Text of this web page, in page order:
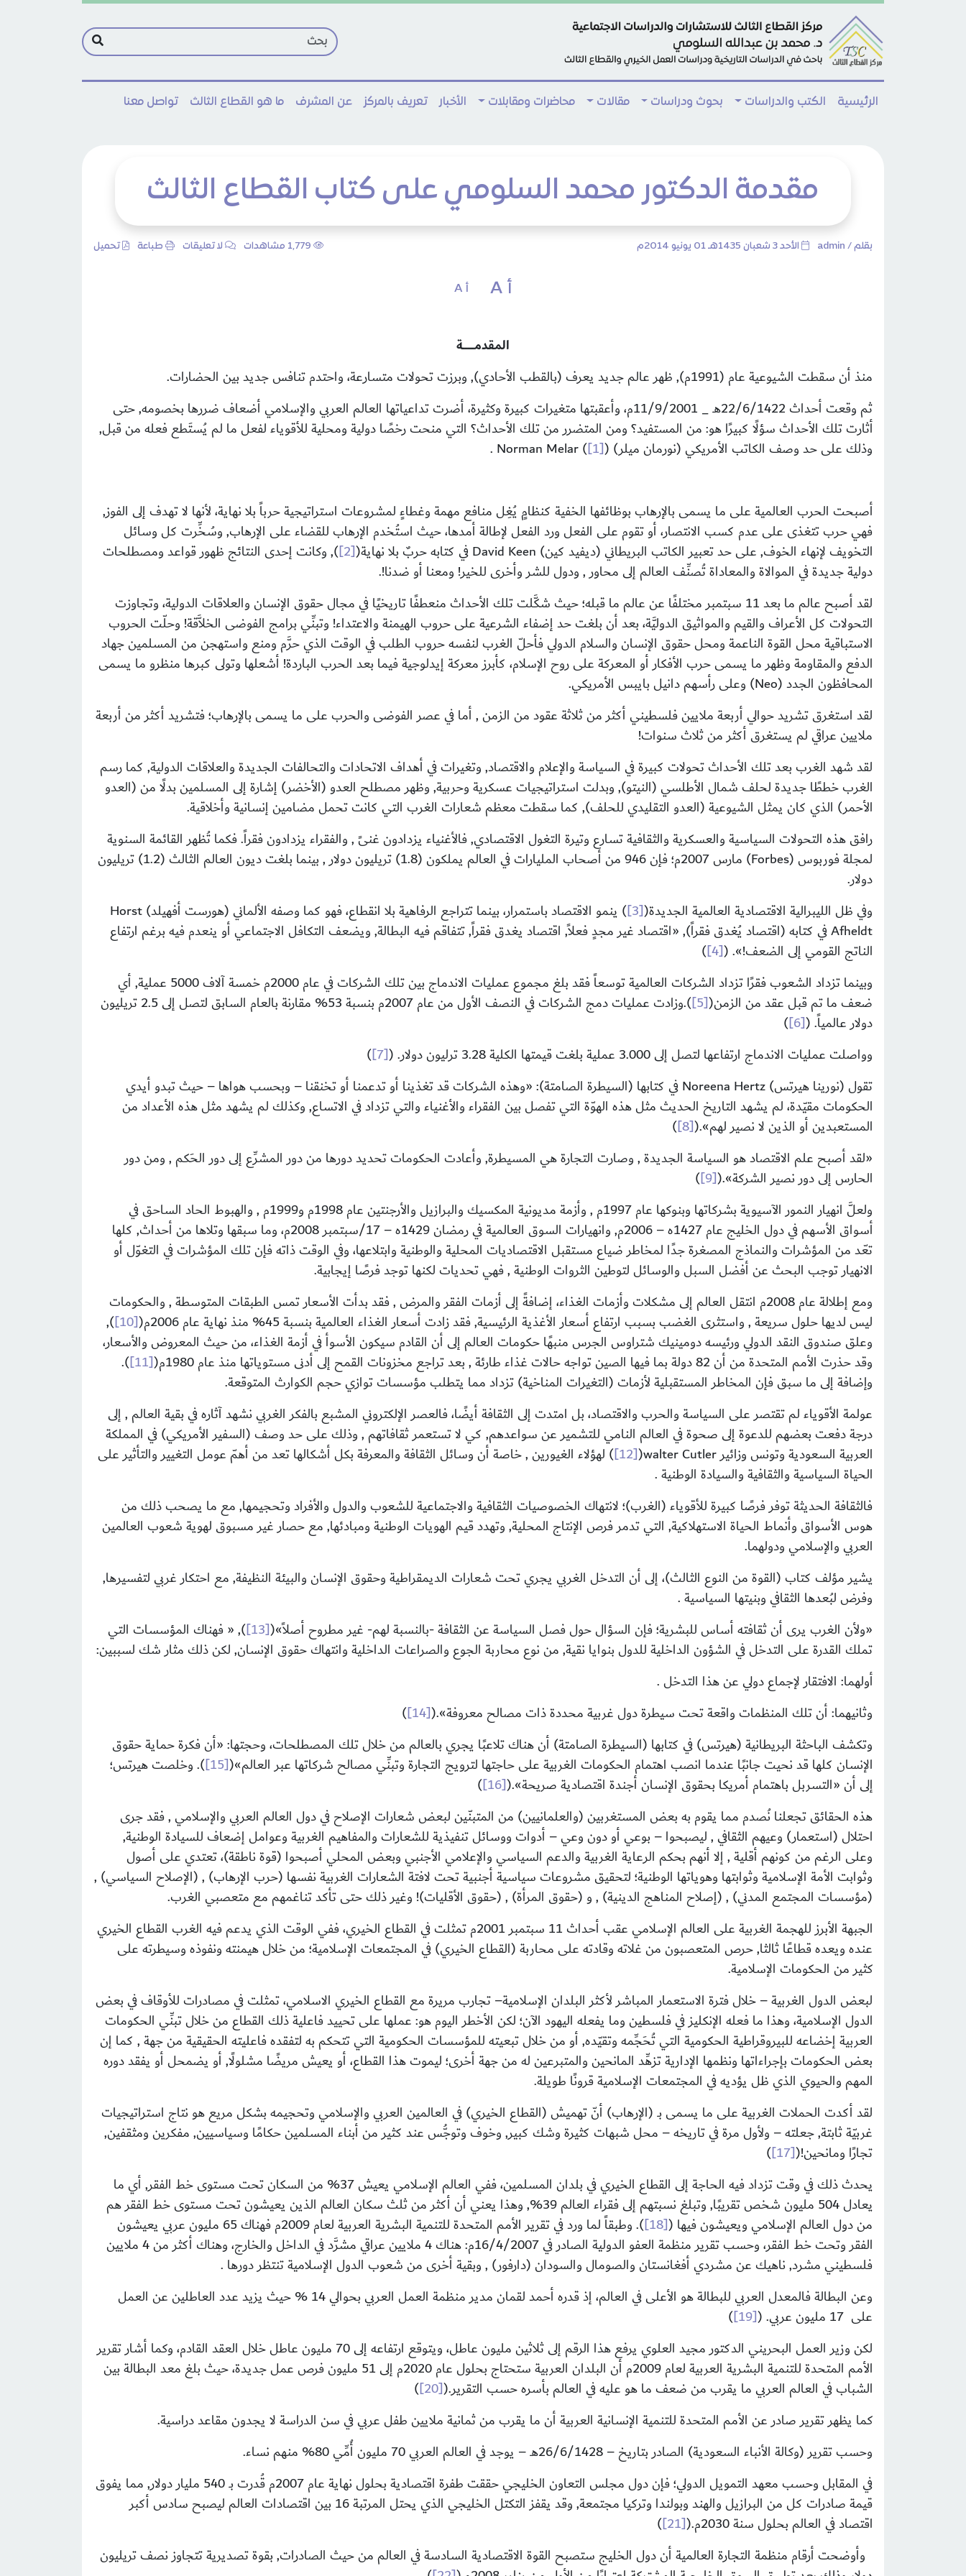
Skip to main content
الرئيسية الكتب والدراسات بحوث ودراسات مقالات محاضرات ومقابلات الأخبار تعريف بالمركز عن المشرف ما هو القطاع الثالث تواصل معنا
مقدمة الدكتور محمد السلومي على كتاب القطاع الثالث
بقلم / admin الأحد 3 شعبان 1435هـ 01 يونيو 2014م لا تعليقات طباعة تحميل
أ A أ A
المقدمــــــــة
منذ أن سقطت الشيوعية عام (1991م), ظهر عالم جديد يعرف (بالقطب الأحادي), وبرزت تحولات متسارعة، واحتدم تنافس جديد بين الحضارات.
ثم وقعت أحداث 22/6/1422هـ _ 11/9/2001م، وأعقبتها متغيرات كبيرة وكثيرة، أضرت تداعياتها العالم العربي والإسلامي أضعاف ضررها بخصومه, حتى
أثارت تلك الأحداث سؤلًا كبيرًا هو: من المستفيد؟ ومن المتضرر من تلك الأحداث؟ التي منحت رخصًا دولية ومحلية للأقوياء لفعل ما لم يُستَطع فعله من قبل,
وذلك على حد وصف الكاتب الأمريكي (نورمان ميلر) (
[1]
)
Norman Melar
.
أصبحت الحرب العالمية على ما يسمى بالإرهاب بوظائفها الخفية كنظامٍ يُغِل منافع مهمة وغطاءٍ لمشروعات استراتيجية حرباً بلا نهاية، لأنها لا تهدف إلى الفوز,
فهي حرب تتغذى على عدم كسب الانتصار، أو تقوم على الفعل ورد الفعل لإطالة أمدها، حيث استُخدم الإرهاب للقضاء على الإرهاب, وسُخِّرت كل وسائل
التخويف لإنهاء الخوف, على حد تعبير الكاتب البريطاني (ديفيد كين) David Keenفي كتابه حربٌ بلا نهاية(
[2]
), وكانت إحدى النتائج ظهور قواعد ومصطلحات
دولية جديدة في الموالاة والمعاداة تُصنِّف العالم إلى محاور , ودول للشر وأخرى للخير! ومعنا أو ضدنا!.
لقد أصبح
عالم ما بعد 11 سبتمبر مختلفًا عن عالم ما قبله؛ حيث شكَّلت تلك الأحداث منعطفًا تاريخيًا في مجال حقوق الإنسان والعلاقات الدولية، وتجاوزت
التحولات كل الأعراف والقيم والمواثيق الدوليَّة، بعد أن بلغت حد إضفاء الشرعية على حروب الهيمنة والاعتداء! وتبنِّي برامج الفوضى الخلاَّقة! وحلّت الحروب
الاستباقية محل القوة الناعمة ومحل حقوق الإنسان والسلام الدولي فأحلّ الغرب لنفسه حروب الطلب في الوقت الذي حرَّم ومنع واستهجن من المسلمين جهاد
الدفع والمقاومة وظهر ما يسمى حرب الأفكار أو المعركة على روح الإسلام، كأبرز معركة إيدلوجية فيما بعد الحرب الباردة! أشعلها وتولى كبرها منظرو ما يسمى
المحافظون الجدد (Neo) وعلى رأسهم دانيل بايبس الأمريكي.
لقد استغرق تشريد حوالي أربعة ملايين فلسطيني أكثر من ثلاثة عقود من الزمن , أما في عصر الفوضى والحرب على ما يسمى بالإرهاب؛ فتشريد أكثر من أربعة
ملايين عراقي لم يستغرق أكثر من ثلاث سنوات!
لقد شهد الغرببعد تلك الأحداث تحولات كبيرة في السياسة والإعلام والاقتصاد, وتغيرات في أهداف الاتحادات والتحالفات الجديدة والعلاقات الدولية, كما رسم
الغرب خططًا جديدة لحلف شمال الأطلسي (النيتو), وبدلت استراتيجيات عسكرية وحربية, وظهر مصطلح العدو (الأخضر) إشارة إلى المسلمين بدلًا من (العدو
الأحمر) الذي كان يمثل الشيوعية (العدو التقليدي للحلف), كما سقطت معظم شعارات الغرب التي كانت تحمل مضامين إنسانية وأخلاقية.
رافق هذه التحولات السياسية والعسكرية والثقافية تسارع وتيرة التغول الاقتصادي, فالأغنياء يزدادون غنىً , والفقراء يزدادون فقراً. فكما تُظهر القائمة السنوية
لمجلة فوربوس (Forbes
) مارس 2007م؛ فإن 946 من أصحاب المليارات في العالم يملكون (1.8) تريليون دولار , بينما بلغت ديون العالم الثالث (1.2) تريليون
دولار.
وفي ظل الليبرالية الاقتصادية العالمية الجديدة([3]) ينمو الاقتصاد باستمرار، بينما تتراجع الرفاهية بلا انقطاع، فهو كما وصفه الألماني (هورست أفهيلد)Horst
Afheldtفي كتابه (اقتصاد يُغدق فقراً),«اقتصاد غير مجدٍ فعلاً, اقتصاد يغدق فقراً, تتفاقم فيه البطالة, ويضعف التكافل الاجتماعي أو ينعدم فيه برغم ارتفاع
الناتج القومي إلى الضعف!»
. (
[4]
)
وبينما تزداد الشعوب فقرًا تزداد الشركات العالمية توسعاً فقد بلغ مجموع عمليات الاندماج بين تلك الشركات في عام 2000م خمسة آلاف 5000 عملية, أي
ضعف ما تم قبل عقد من الزمن([5]
).وزادت عمليات دمج الشركات في النصف الأول من عام 2007م بنسبة 53% مقارنة بالعام السابق لتصل إلى 2.5 تريليون
دولار عالمياً. ([6]
)
وواصلت عمليات الاندماج ارتفاعها لتصل إلى 3.000 عملية بلغت قيمتها الكلية 3.28 ترليون دولار. (
[7]
)
تقول (نورينا هيرتس)Noreena Hertzفي كتابها (السيطرة الصامتة):«وهذه الشركات قد تغذينا أو تدعمنا أو تخنقنا – وبحسب هواها – حيث تبدو أيدي
الحكومات مقيّدة، لم يشهد التاريخ الحديث مثل هذه الهوّة التي تفصل بين الفقراء والأغنياء والتي تزداد في الاتساع, وكذلك لم يشهد مثل هذه الأعداد من
المستعبدين أو الذين لا نصير لهم»
.
(
[8]
)
«لقد أصبح علم الاقتصاد هو السياسة الجديدة , وصارت التجارة هي المسيطرة, وأعادت الحكومات تحديد دورها من دور المشرِّع إلى دور الحَكم , ومن دور
الحارس إلى دور نصير الشركة»
.
(
[9]
)
ولعلَّ انهيار النمور الآسيوية بشركاتها وبنوكها عام 1997م , وأزمة مديونية المكسيك والبرازيل والأرجنتين عام 1998م و1999م , والهبوط الحاد الساحق في
أسواق الأسهم في دول الخليج عام 1427ه – 2006م, وانهيارات السوق العالمية في رمضان 1429ه – 17/سبتمبر 2008م، وما سبقها وتلاها من أحداث, كلها
تعّد من المؤشرات والنماذج المصغرة جدًا لمخاطر ضياع مستقبل الاقتصاديات المحلية والوطنية وابتلاعها، وفي الوقت ذاته فإن تلك المؤشرات في التغوّل أو
الانهيار توجب البحث عن أفضل السبل والوسائل لتوطين الثروات الوطنية , فهي تحديات لكنها توجد فرصًا إيجابية.
ومع إطلالة عام 2008م انتقل العالم إلى مشكلات وأزمات الغذاء، إضافةً إلى أزمات الفقر والمرض , فقد بدأت الأسعار تمس الطبقات المتوسطة , والحكومات
ليس لديها حلول سريعة , واستثرى الغضب بسبب ارتفاع أسعار الأغذية الرئيسية, فقد زادت أسعار الغذاء العالمية بنسبة 45% منذ نهاية عام 2006م(
[10]
),
وعلق صندوق النقد الدولي ورئيسه دومينيك شتراوس الجرس منبهًا حكومات العالم إلى أن القادم سيكون الأسوأ في أزمة الغذاء، من حيث المعروض والأسعار،
وقد حذرت الأمم المتحدة من أن 82 دولة بما فيها الصين تواجه حالات غذاء طارئة , بعد تراجع مخزونات القمح إلى أدنى مستوياتها منذ عام 1980م(
[11]
).
وإضافة إلى ما سبق فإن المخاطر المستقبلية لأزمات (التغيرات المناخية) تزداد مما يتطلب مؤسسات توازي حجم الكوارث المتوقعة.
عولمة الأقوياءلم تقتصر على السياسة والحرب والاقتصاد، بل امتدت إلى الثقافة أيضًا، فالعصر الإلكتروني المشبع بالفكر الغربي نشهد آثاره في بقية العالم , إلى
درجة دفعت بعضهم للدعوة إلى صحوة في العالم النامي للتشمير عن سواعدهم, كي لا تستعمر ثقافاتهم , وذلك على حد وصف (السفير الأمريكي) في المملكة
العربية السعودية وتونس وزائيرwalter Cutler
(
[12]
) لهؤلاء الغيورين , خاصة أن وسائل الثقافة والمعرفة بكل أشكالها تعد من أهمّ عومل التغيير والتأثير على
الحياة السياسية والثقافية والسيادة الوطنية.
فالثقافة الحديثة توفر فرصًا كبيرة للأقوياء (الغرب)؛ لانتهاك الخصوصيات الثقافية والاجتماعية للشعوب والدول والأفراد وتحجيمها, مع ما يصحب ذلك من
هوس الأسواق وأنماط الحياة الاستهلاكية, التي تدمر فرص الإنتاج المحلية, وتهدد قيم الهويات الوطنية ومبادئها, مع حصار غير مسبوق لهوية شعوب العالمين
العربي والإسلامي ودولهما.
يشير مؤلف كتاب (القوة من النوع الثالث)، إلى أن التدخل الغربي يجري تحت شعارات الديمقراطية وحقوق الإنسان والبيئة النظيفة, مع احتكار غربي لتفسيرها,
وفرض لبُعدها الثقافي وبنيتها السياسية .
«ولأن الغرب يرى أن ثقافته أساس للبشرية؛ فإن السؤال حول فصل السياسة عن الثقافة -بالنسبة لهم- غير مطروح أصلاً»
(
[13]
)
,
«فهناك المؤسسات التي
تملك القدرة على التدخل في الشؤون الداخلية للدول بنوايا نقية, من نوع محاربة الجوع والصراعات الداخلية وانتهاك حقوق الإنسان, لكن ذلك مثار شك لسببين:
أولهما: الافتقار لإجماع دولي عن هذا التدخل .
وثانيهما: أن تلك المنظمات واقعة تحت سيطرة دول غربية محددة ذات مصالح معروفة»
.
(
[14]
)
وتكشف الباحثة البريطانية (هيرتس) في كتابها (السيطرة الصامتة) أن هناك تلاعبًا يجري بالعالم من خلال تلك المصطلحات، وحجتها:«أن فكرة حماية حقوق
الإنسان كلها قد نحيت جانبًا عندما انصب اهتمام الحكومات الغربية على حاجتها لترويج التجارة وتبنِّي مصالح شركاتها عبر العالم»
(
[15]
). وخلصت هيرتس؛
إلى أن«التسربل باهتمام أمريكا بحقوق الإنسان أجندة اقتصادية صريحة»
.
(
[16]
)
هذه الحقائقتجعلنا نُصدم مما يقوم به بعض المستغربين (والعلمانيين) من المتبنّين لبعض شعارات الإصلاح في دول العالم العربي والإسلامي , فقد جرى
احتلال (استعمار) وعيهم الثقافي , ليصبحوا – بوعي أو دون وعي – أدوات ووسائل تنفيذية للشعارات والمفاهيم الغربية وعوامل إضعاف للسيادة الوطنية,
وعلى الرغم من كونهم أقلية , إلا أنهم بحكم الرعاية الغربية والدعم السياسي والإعلامي الأجنبي وبعض المحلي أصبحوا (قوة ناطقة)، تعتدي على أصول
وثوابت الأمة الإسلامية وثوابتها وهوياتها الوطنية؛ لتحقيق مشروعات سياسية أجنبية تحت لافتة الشعارات الغربية نفسها (حرب الإرهاب) , (الإصلاح السياسي) ,
(مؤسسات المجتمع المدني) , (إصلاح المناهج الدينية) , و (حقوق المرأة) , (حقوق الأقليات)! وغير ذلك حتى تأكد تناغمهم مع متعصبي الغرب.
الجبهة الأبرز
للهجمة الغربية على العالم الإسلامي عقب أحداث 11 سبتمبر 2001م تمثلت في القطاع الخيري، ففي الوقت الذي يدعم فيه الغرب القطاع الخيري
عنده ويعده قطاعًا ثالثا, حرص المتعصبون من غلاته وقادته على محاربة (القطاع الخيري) في المجتمعات الإسلامية؛ من خلال هيمنته ونفوذه وسيطرته على
كثير من الحكومات الإسلامية.
لبعض الدول الغربية – خلال فترة الاستعمار المباشر لأكثر البلدان الإسلامية– تجارب مريرة مع القطاع الخيري الاسلامي، تمثلت في مصادرات للأوقاف في بعض
الدول الإسلامية، وهذا ما فعله الإنكليز في فلسطين وما يفعله اليهود الآن؛ لكن الأخطر اليوم هو: عملها على تحييد فاعلية ذلك القطاع من خلال تبنِّي الحكومات
العربية إخضاعه للبيروقراطية الحكومية التي تُحَجِّمه وتقيّده, أو من خلال تبعيته للمؤسسات الحكومية التي تتحكم به لتفقده فاعليته الحقيقية من جهة , كما إن
بعض الحكومات بإجراءاتها ونظمها الإدارية تزهِّد المانحين والمتبرعين له من جهة أخرى؛ ليموت هذا القطاع، أو يعيش مريضًا مشلولًا, أو يضمحل أو يفقد دوره
المهم والحيوي الذي ظل يؤديه في المجتمعات الإسلامية قرونًا طويلة.
لقد أكدت الحملات الغربية على ما يسمى بـ (الإرهاب) أنّ تهميش (القطاع الخيري) في العالمين العربي والإسلامي وتحجيمه بشكل مريع هو نتاج استراتيجيات
غربيّة ثابتة, جعلته – ولأول مرة في تاريخه – محل شبهات كثيرة وشك كبير, وخوف وتوجُّس عند كثير من أبناء المسلمين حكامًا وسياسيين, مفكرين ومثقفين,
تجارًا ومانحين!(
[17]
)
يحدث ذلك
في وقت تزداد فيه الحاجة إلى القطاع الخيري في بلدان المسلمين، ففي العالم الإسلامي يعيش 37% من السكان تحت مستوى خط الفقر, أي ما
يعادل 504 مليون شخص تقريبًا, وتبلغ نسبتهم إلى فقراء العالم 39%, وهذا يعني أن أكثر من ثلث سكان العالم الذين يعيشون تحت مستوى خط الفقر هم
من دول العالم الإسلامي ويعيشون فيها (
[18]
)
. وطبقاً لما ورد في تقرير الأمم المتحدة للتنمية البشرية العربية لعام 2009م فهناك 65 مليون عربي يعيشون
الفقر وتحت خط الفقر، وحسب تقرير منظمة العفو الدولية الصادر في 16/4/2007م: هناك 4 ملايين عراقي مشرَّد في الداخل والخارج، وهناك أكثر من 4 ملايين
فلسطيني مشرد, ناهيك عن مشردي أفغانستان والصومال والسودان (دارفور) , وبقية أخرى من شعوب الدول الإسلامية تنتظر دورها .
وعن البطالة فالمعدل العربي للبطالة هو الأعلى في العالم، إذ قدره أحمد لقمان مدير منظمة العمل العربي بحوالي 14 % حيث يزيد عدد العاطلين عن العمل
على 17 مليون عربي.
(
[19]
)
لكن وزير العمل البحريني الدكتور مجيد العلوي يرفع هذا الرقم إلى ثلاثين مليون عاطل، ويتوقع ارتفاعه إلى 70 مليون عاطل خلال العقد القادم، وكما أشار تقرير
الأمم المتحدة للتنمية البشرية العربية لعام 2009م أن البلدان العربية ستحتاج بحلول عام 2020م إلى 51 مليون فرص عمل جديدة، حيث بلغ معد البطالة بين
الشباب في العالم العربي ما يقرب من ضعف ما هو عليه في العالم بأسره حسب التقرير.(
[20]
)
كما يظهر تقرير صادر عن الأمم المتحدة للتنمية الإنسانية العربية أن ما يقرب من ثمانية ملايين طفل عربي في سن الدراسة لا يجدون مقاعد دراسية.
وحسب تقرير (وكالة الأنباء السعودية) الصادر بتاريخ – 26/6/1428هـ – يوجد في العالم العربي 70 مليون أُمِّي 80% منهم نساء.
في المقابل
وحسب معهد التمويل الدولي؛ فإن دول مجلس التعاون الخليجي حققت طفرة اقتصادية بحلول نهاية عام 2007م قُدرت بـ 540 مليار دولار, مما يفوق
قيمة صادرات كل من البرازيل والهند وبولندا وتركيا مجتمعة, وقد يقفز التكتل الخليجي الذي يحتل المرتبة 16 بين اقتصادات العالم ليصبح سادس أكبر
اقتصاد في العالم بحلول سنة 2030م.
(
[21]
)
وأوضحت أرقام منظمة التجارة العالمية أن دول الخليج ستصبح القوة الاقتصادية السادسة في العالم من حيث الصادرات, بقوة تصديرية تتجاوز نصف تريليون